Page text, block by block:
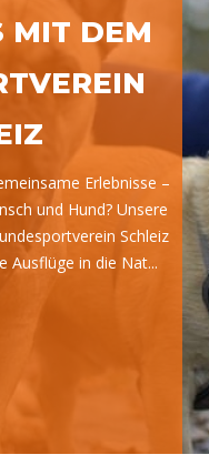
MIT DEM
Erlebnisse –
und Hund? Unsere
Schleiz
Ausflüge in die Nat...